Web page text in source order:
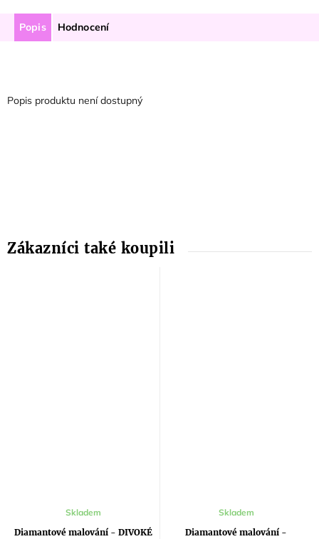
Popis Hodnocení
Popis produktu není dostupný
Diamantové malování - DIVOKÉ
Skladem
Diamantové malování -
Skladem